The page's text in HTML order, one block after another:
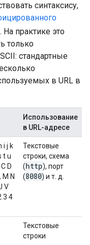
синтаксису,
. На практике это
только
стандартные
в URL в
Использование
в URL-адресе
i j k
t u
D
M N
V
3 4
Текстовые
строки, схема
(http), порт
(8080) и т. д.
Текстовые
строки